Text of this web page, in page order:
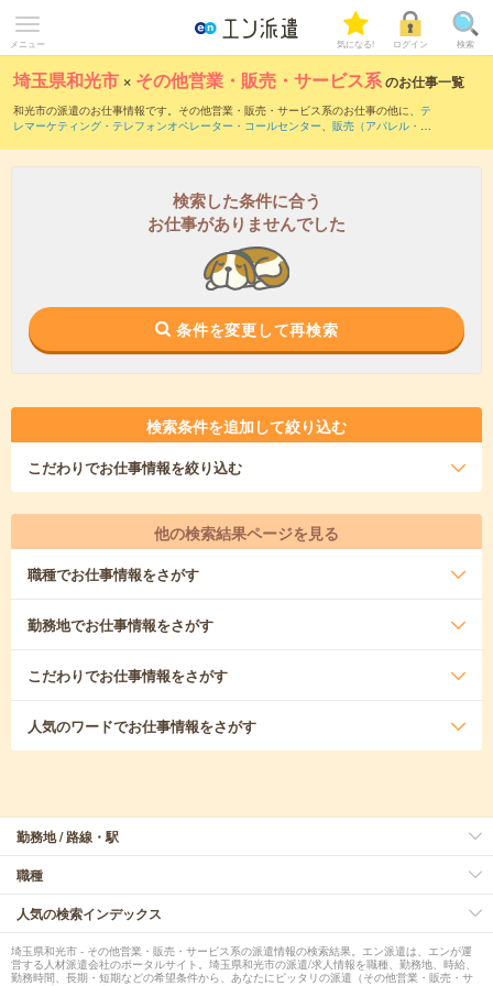
メニュー 気になる! ログイン 検索
埼玉県和光市 × その他営業・販売・サービス系のお仕事一覧
和光市の派遣のお仕事情報です。その他営業・販売・サービス系のお仕事の他に、 テ
レマーケティング・テレフォンオペレーター・コールセンター、 販売（アパレル・フ
でいただけます。
検索した条件に合う
お仕事がありませんでした
条件を変更して再検索
検索条件を追加して絞り込む
こだわりでお仕事情報を絞り込む
他の検索結果ページを見る
職種でお仕事情報をさがす
勤務地でお仕事情報をさがす
こだわりでお仕事情報をさがす
人気のワードでお仕事情報をさがす
勤務地 / 路線・駅
職種
人気の検索インデックス
埼玉県和光市 - その他営業・販売・サービス系の派遣情報の検索結果。エン派遣は、エンが運
営する人材派遣会社のポータルサイト。埼玉県和光市の派遣/求人情報を職種、勤務地、時給、
勤務時間、長期・短期などの希望条件から、あなたにピッタリの派遣（その他営業・販売・サ